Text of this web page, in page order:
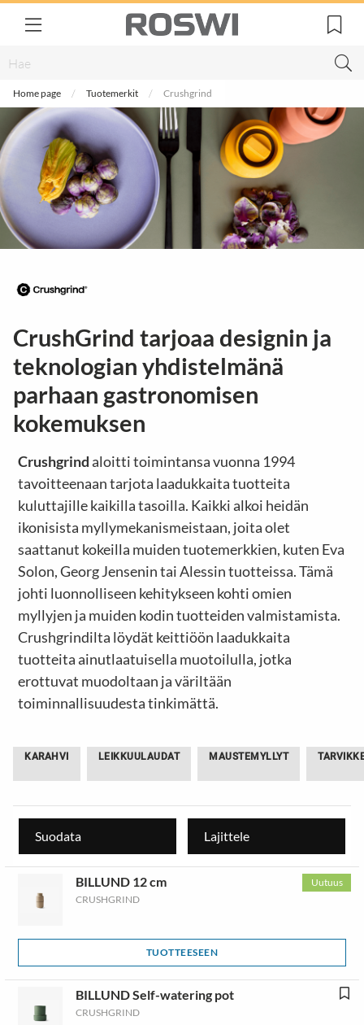
Home page Tuotemerkit Crushgrind
CrushGrind tarjoaa designin ja
teknologian yhdistelmänä
parhaan gastronomisen
kokemuksen
Crushgrindaloitti toimintansa vuonna 1994
tavoitteenaan tarjota laadukkaita tuotteita
kuluttajille kaikilla tasoilla. Kaikki alkoi heidän
ikonisista myllymekanismeistaan, joita olet
saattanut kokeilla muiden tuotemerkkien, kuten Eva
Solon, Georg Jensenin tai Alessin tuotteissa. Tämä
johti luonnolliseen kehitykseen kohti omien
myllyjen ja muiden kodin tuotteiden valmistamista.
Crushgrindilta löydät keittiöön laadukkaita
tuotteita ainutlaatuisella muotoilulla, jotka
erottuvat muodoltaan ja väriltään
toiminnallisuudesta tinkimättä.
KARAHVI LEIKKUULAUDAT MAUSTEMYLLYT
Suodata Lajittele
Uutuus
BILLUND 12 cm
CRUSHGRIND
TUOTTEESEEN
BILLUND Self-watering pot
CRUSHGRIND